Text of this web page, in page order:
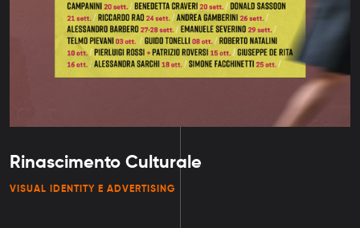
Rinascimento Culturale
VISUAL IDENTITY E ADVERTISING